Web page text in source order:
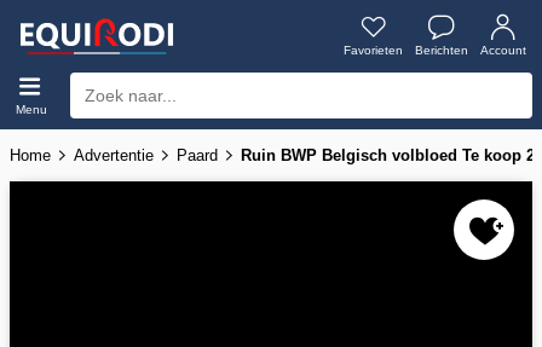
Favorieten Berichten Account
Menu
Home Advertentie Paard Ruin BWP Belgisch volbloed Te koop